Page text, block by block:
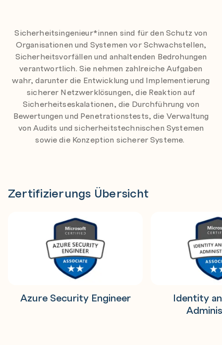
Sicherheitsingenieur*innen sind für den Schutz von
Organisationen und Systemen vor Schwachstellen,
Sicherheitsvorfällen und anhaltenden Bedrohungen
verantwortlich. Sie nehmen zahlreiche Aufgaben
wahr, darunter die Entwicklung und Implementierung
sicherer Netzwerklösungen, die Reaktion auf
Sicherheitseskalationen, die Durchführung von
Bewertungen und Penetrationstests, die Verwaltung
von Audits und sicherheitstechnischen Systemen
sowie die Konzeption sicherer Systeme.
Zertifizierungs Übersicht
Azure Security Engineer
Identity